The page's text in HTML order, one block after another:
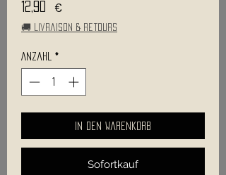
12,90 €
🚚 Livraison & retours
Anzahl *
In den Warenkorb
Sofortkauf